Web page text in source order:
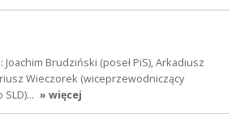
Joachim Brudziński (poseł PiS), Arkadiusz
Wieczorek (wiceprzewodniczący
» więcej